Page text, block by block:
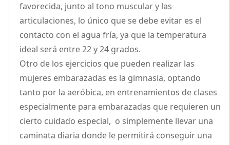
favorecida, junto al tono muscular y las
articulaciones, lo único que se debe evitar es el
contacto con el agua fría, ya que la temperatura
ideal será entre 22 y 24 grados.
Otro de los ejercicios que pueden realizar las
mujeres embarazadas es la gimnasia, optando
tanto por la aeróbica, en entrenamientos de clases
especialmente para embarazadas que requieren un
cierto cuidado especial, o simplemente llevar una
caminata diaria donde le permitirá conseguir una